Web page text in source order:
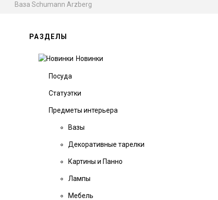
Ваза Schumann Arzberg
РАЗДЕЛЫ
Новинки
Посуда
Статуэтки
Предметы интерьера
Вазы
Декоративные тарелки
Картины и Панно
Лампы
Мебель